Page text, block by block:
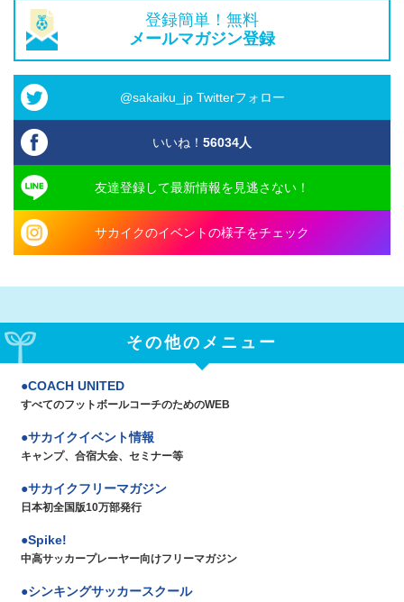
登録簡単！無料
メールマガジン登録
@sakaiku_jp Twitterフォロー
いいね！ 56034人
友達登録して最新情報を見逃さない！
サカイクのイベントの様子をチェック
その他のメニュー
COACH UNITED
すべてのフットボールコーチのためのWEB
サカイクイベント情報
キャンプ、合宿大会、セミナー等
サカイクフリーマガジン
日本初全国版10万部発行
Spike!
中高サッカープレーヤー向けフリーマガジン
シンキングサッカースクール